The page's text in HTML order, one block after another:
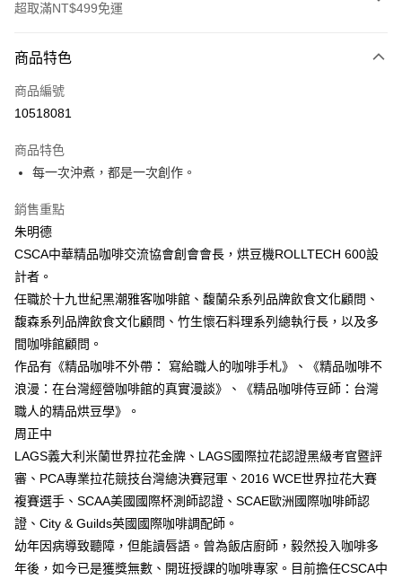
超取滿NT$499免運
信用卡一次付款
運送方式
付款後全家取貨
每筆NT$60，滿NT$499(含以上)免運費
每筆NT$60，滿NT$499(含以上)免運費
宅配
每筆NT$100，滿NT$499(含以上)免運費
商品特色
商品編號
10518081
商品特色
每一次沖煮，都是一次創作。
銷售重點
朱明德
CSCA中華精品咖啡交流協會創會會長，烘豆機ROLLTECH 600設
計者。
任職於十九世紀黑潮雅客咖啡館、馥蘭朵系列品牌飲食文化顧問、
馥森系列品牌飲食文化顧問、竹生懷石料理系列總執行長，以及多
間咖啡館顧問。
作品有《精品咖啡不外帶： 寫給職人的咖啡手札》、《精品咖啡不
浪漫：在台灣經營咖啡館的真實漫談》、《精品咖啡侍豆師：台灣
職人的精品烘豆學》。
周正中
LAGS義大利米蘭世界拉花金牌、LAGS國際拉花認證黑級考官暨評
審、PCA專業拉花競技台灣總決賽冠軍、2016 WCE世界拉花大賽
複賽選手、SCAA美國國際杯測師認證、SCAE歐洲國際咖啡師認
證、City & Guilds英國國際咖啡調配師。
幼年因病導致聽障，但能讀唇語。曾為飯店廚師，毅然投入咖啡多
年後，如今已是獲獎無數、開班授課的咖啡專家。目前擔任CSCA中